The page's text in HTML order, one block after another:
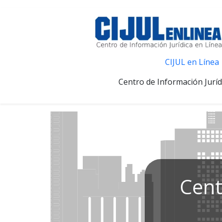
CIJUL en Línea
Centro de Información